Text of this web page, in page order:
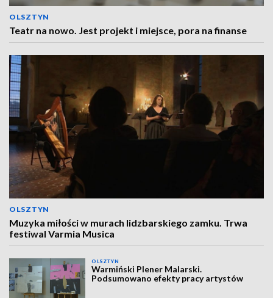
OLSZTYN
Teatr na nowo. Jest projekt i miejsce, pora na finanse
OLSZTYN
Muzyka miłości w murach lidzbarskiego zamku. Trwa
festiwal Varmia Musica
OLSZTYN
Warmiński Plener Malarski.
Podsumowano efekty pracy artystów